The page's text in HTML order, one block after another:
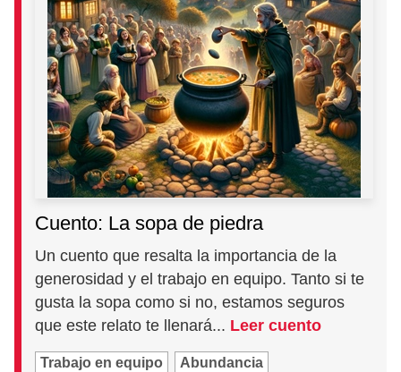
Cuento: La sopa de piedra
Un cuento que resalta la importancia de la
generosidad y el trabajo en equipo. Tanto si te
gusta la sopa como si no, estamos seguros
que este relato te llenará... Leer cuento
Trabajo en equipo Abundancia